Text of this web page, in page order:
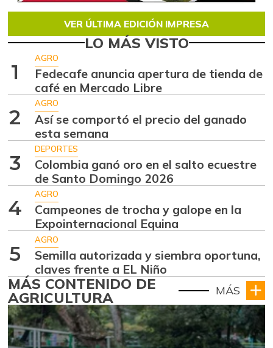
VER ÚLTIMA EDICIÓN IMPRESA
LO MÁS VISTO
1
AGRO
Fedecafe anuncia apertura de tienda de
café en Mercado Libre
2
AGRO
Así se comportó el precio del ganado
esta semana
3
DEPORTES
Colombia ganó oro en el salto ecuestre
de Santo Domingo 2026
4
AGRO
Campeones de trocha y galope en la
Expointernacional Equina
5
AGRO
Semilla autorizada y siembra oportuna,
claves frente a EL Niño
MÁS CONTENIDO DE
AGRICULTURA MÁS